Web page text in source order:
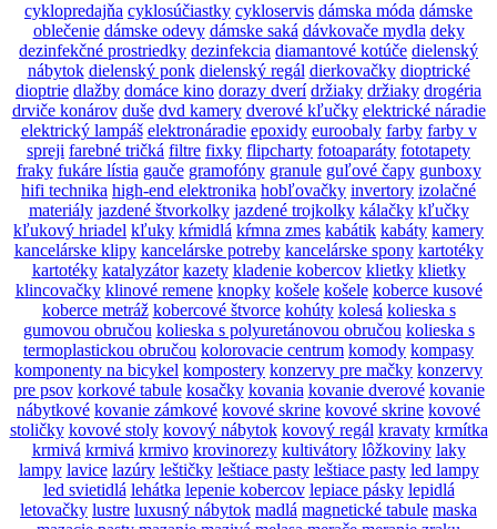
cyklopredajňa cyklosúčiastky cykloservis dámska móda dámske
oblečenie dámske odevy dámske saká dávkovače mydla deky
dezinfekčné prostriedky dezinfekcia diamantové kotúče dielenský
nábytok dielenský ponk dielenský regál dierkovačky dioptrické
dioptrie dlažby domáce kino dorazy dverí držiaky držiaky drogéria
drviče konárov duše dvd kamery dverové kľučky elektrické náradie
elektrický lampáš elektronáradie epoxidy euroobaly farby farby v
spreji farebné tričká filtre fixky flipcharty fotoaparáty fototapety
fraky fukáre lístia gauče gramofóny granule guľové čapy gunboxy
hifi technika high-end elektronika hobľovačky invertory izolačné
materiály jazdené štvorkolky jazdené trojkolky kálačky kľučky
kľukový hriadel kľuky kŕmidlá kŕmna zmes kabátik kabáty kamery
kancelárske klipy kancelárske potreby kancelárske spony kartotéky
kartotéky katalyzátor kazety kladenie kobercov klietky klietky
klincovačky klinové remene knopky košele košele koberce kusové
koberce metráž kobercové štvorce kohúty kolesá kolieska s
gumovou obručou kolieska s polyuretánovou obručou kolieska s
termoplastickou obručou kolorovacie centrum komody kompasy
komponenty na bicykel kompostery konzervy pre mačky konzervy
pre psov korkové tabule kosačky kovania kovanie dverové kovanie
nábytkové kovanie zámkové kovové skrine kovové skrine kovové
stoličky kovové stoly kovový nábytok kovový regál kravaty krmítka
krmivá krmivá krmivo krovinorezy kultivátory lôžkoviny laky
lampy lavice lazúry leštičky leštiace pasty leštiace pasty led lampy
led svietidlá lehátka lepenie kobercov lepiace pásky lepidlá
letovačky lustre luxusný nábytok madlá magnetické tabule maska